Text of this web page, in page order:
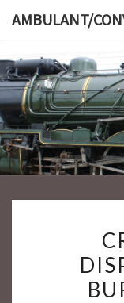
content
AMBULANT/